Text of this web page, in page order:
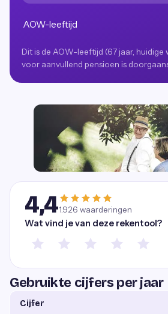
AOW-leeftijd
Dit is de AOW-leeftijd (67 jaar, huidige
voor aanvullend pensioen is
4,41.926 waarderingen
Wat vind je van deze rekentool?
Gebruikte cijfers per jaar
Cijfer